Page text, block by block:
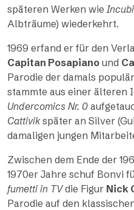
späteren Werken wie
Albträume) wiederkehrt.
1969 erfand er für den
Capitan Posapiano und
Parodie der damals
stammte aus einer älteren
Undercomics Nr. 0
Cattivikspäter an Silver
damaligen jungen
Zwischen dem Ende der
1970er Jahre schuf Bonvi
fumetti in TVdie Figur Nick
Parodie auf den